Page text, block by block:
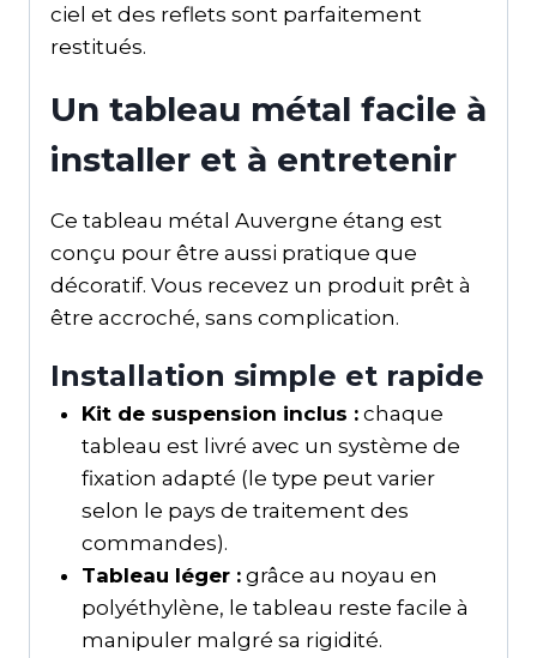
ciel et des reflets sont parfaitement
restitués.
Un tableau métal facile à
installer et à entretenir
Ce tableau métal Auvergne étang est
conçu pour être aussi pratique que
décoratif. Vous recevez un produit prêt à
être accroché, sans complication.
Installation simple et rapide
Kit de suspension inclus :chaque
tableau est livré avec un système de
fixation adapté (le type peut varier
selon le pays de traitement des
commandes).
Tableau léger :grâce au noyau en
polyéthylène, le tableau reste facile à
manipuler malgré sa rigidité.